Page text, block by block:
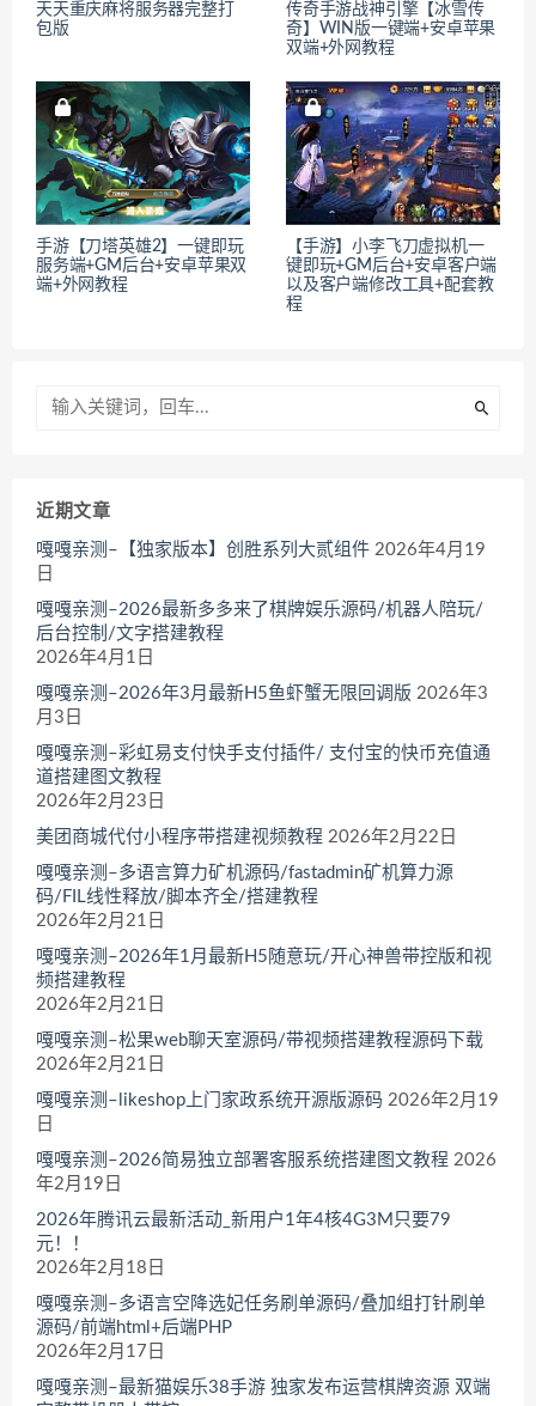
天天重庆麻将服务器完整打
包版
传奇手游战神引擎【冰雪传
奇】WIN版一键端+安卓苹果
双端+外网教程
手游【刀塔英雄2】一键即玩
服务端+GM后台+安卓苹果双
端+外网教程
【手游】小李飞刀虚拟机一
键即玩+GM后台+安卓客户端
以及客户端修改工具+配套教
程
近期文章
嘎嘎亲测–【独家版本】创胜系列大贰组件 2026年4月19
日
嘎嘎亲测–2026最新多多来了棋牌娱乐源码/机器人陪玩/
后台控制/文字搭建教程
2026年4月1日
嘎嘎亲测–2026年3月最新H5鱼虾蟹无限回调版 2026年3
月3日
嘎嘎亲测–彩虹易支付快手支付插件/ 支付宝的快币充值通
道搭建图文教程
2026年2月23日
美团商城代付小程序带搭建视频教程 2026年2月22日
嘎嘎亲测–多语言算力矿机源码/fastadmin矿机算力源
码/FIL线性释放/脚本齐全/搭建教程
2026年2月21日
嘎嘎亲测–2026年1月最新H5随意玩/开心神兽带控版和视
频搭建教程
2026年2月21日
嘎嘎亲测–松果web聊天室源码/带视频搭建教程源码下载
2026年2月21日
嘎嘎亲测–likeshop上门家政系统开源版源码 2026年2月19
日
嘎嘎亲测–2026简易独立部署客服系统搭建图文教程 2026
年2月19日
2026年腾讯云最新活动_新用户1年4核4G3M只要79
元！！
2026年2月18日
嘎嘎亲测–多语言空降选妃任务刷单源码/叠加组打针刷单
源码/前端html+后端PHP
2026年2月17日
嘎嘎亲测–最新猫娱乐38手游 独家发布运营棋牌资源 双端